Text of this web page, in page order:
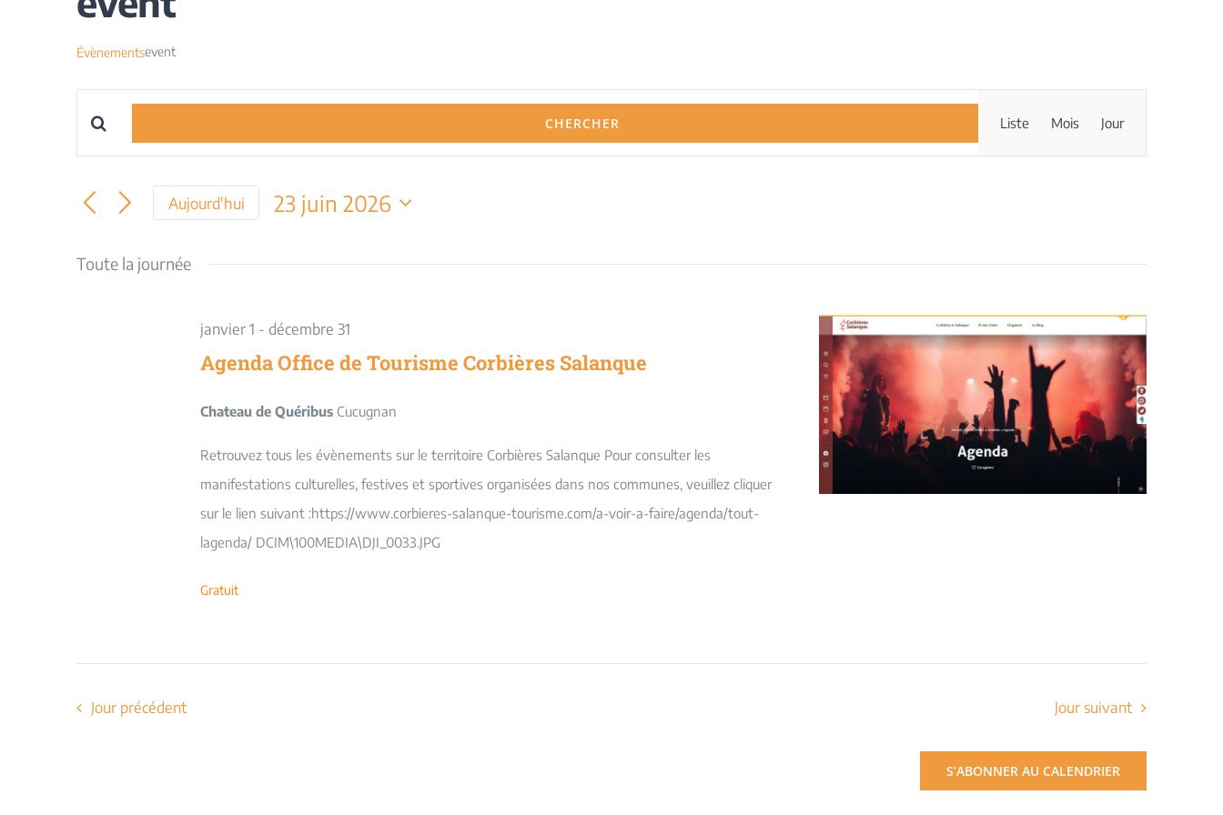
Évènementsevent
Recherche
et
navigation
de
Évènements
Saisir
Rechercher
par
CHERCHER
de
vues
Liste Mois Jour
Aujourd'hui
23 juin 2026
date.
Toute la journée
janvier 1 - décembre 31
Agenda Office de Tourisme Corbières Salanque
Chateau de Quéribus Cucugnan
Retrouvez tous les évènements sur le territoire Corbières Salanque Pour consulter les
manifestations culturelles, festives et sportives organisées dans nos communes, veuillez cliquer
sur le lien suivant :https://www.corbieres-salanque-tourisme.com/a-voir-a-faire/agenda/tout-
lagenda/ DCIM\100MEDIA\DJI_0033.JPG
Gratuit
Jour précédent Jour suivant
S’ABONNER AU CALENDRIER